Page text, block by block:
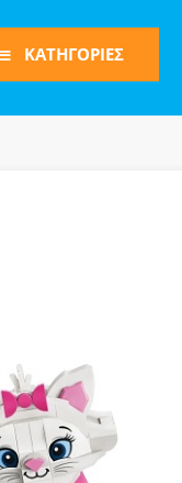
ΚΑΤΗΓΟΡΙΕΣ
Δράσης
Ρόλων-Μίμησης